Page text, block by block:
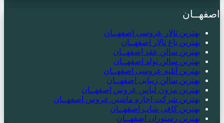
اصفهــان
بهترین تالار عروسی اصفهــان
بهترین باغ تالار اصفهــان
بهترین سالن عقد اصفهــان
بهترین سالن تولد اصفهــان
بهترین آتلیه عروسی اصفهــان
بهترین سالن زیبایی اصفهــان
بهترین مزون لباس عروس اصفهــان
بهترین شرکت اجاره ماشین عروس اصفهــان
بهترین کافی شاپ اصفهــان
بهترین رستوران اصفهــان